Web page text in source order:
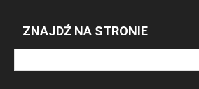
ZNAJDŹ NA STRONIE